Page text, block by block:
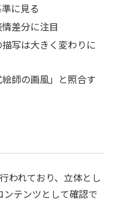
に見る
差分に注目
写は大きく変わりに
師の画風」と照合す
われており、立体とし
テンツとして確認で